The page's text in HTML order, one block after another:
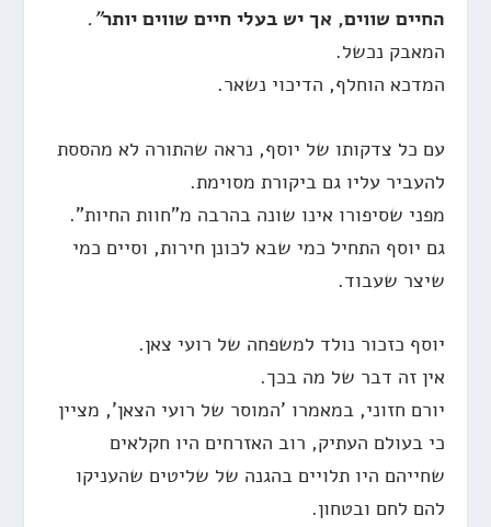
החיים שווים, אך יש בעלי חיים שווים יותר".
המאבק נכשל.
המדכא הוחלף, הדיכוי נשאר.
עם כל צדקותו של יוסף, נראה שהתורה לא מהססת
להעביר עליו גם ביקורת מסוימת.
מפני שסיפורו אינו שונה בהרבה מ"חוות החיות".
גם יוסף התחיל כמי שבא לכונן חירות, וסיים כמי
שיצר שעבוד.
יוסף כזכור נולד למשפחה של רועי צאן.
אין זה דבר של מה בכך.
יורם חזוני, במאמרו 'המוסר של רועי הצאן', מציין
כי בעולם העתיק, רוב האזרחים היו חקלאים
שחייהם היו תלויים בהגנה של שליטים שהעניקו
להם לחם ובטחון.